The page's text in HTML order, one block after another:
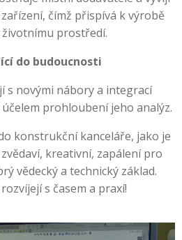
čímž přispívá k výrobě
prostředí.
do budoucnosti
s novými nábory a integrací
prohloubení jeho analýz.
konstrukční kanceláře, jako je
kreativní, zapálení pro
vědecký a technický základ.
s časem a praxí!